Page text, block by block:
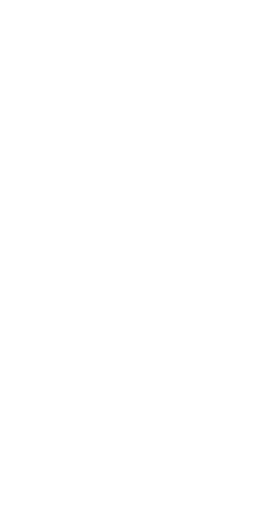
od 399 Kč / měsíc
Amsterdam